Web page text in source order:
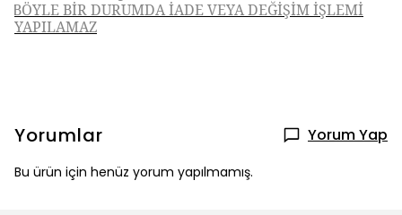
BÖYLE BİR DURUMDA İADE VEYA DEĞİŞİM İŞLEMİ
YAPILAMAZ
Yorumlar Yorum Yap
Bu ürün için henüz yorum yapılmamış.